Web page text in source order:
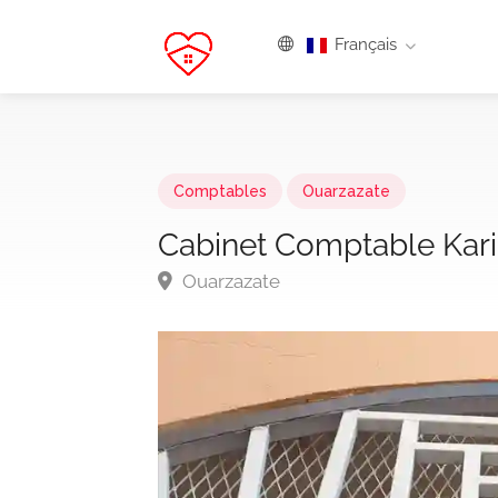
Français
Comptables Ouarzazate
Cabinet Comptable
Ouarzazate